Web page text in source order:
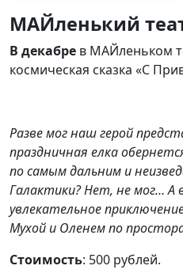
МАЙленький
В декабре в МАЙленьком
космическая сказка «С
Разве мог наш герой
праздничная елка
по самым дальним и
Галактики? Нет, не мог…
увлекательное
Мухой и Оленем по
Стоимость: 500 рублей.